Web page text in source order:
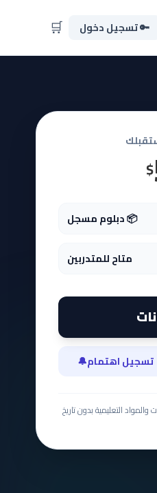
🔑 تسجيل دخول 🛒
$
📦 دبلوم مسجل
متاح للمتدربين
تسجيل اهتمام🔔
التعليمية بدون تاريخ